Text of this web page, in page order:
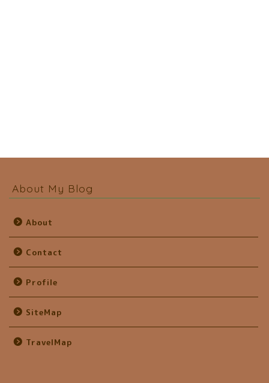
About My Blog
About
Contact
Profile
SiteMap
TravelMap